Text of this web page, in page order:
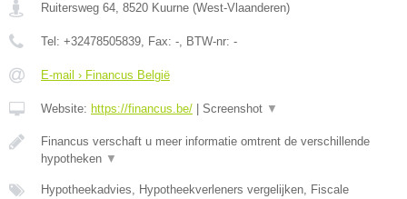
Ruitersweg 64, 8520 Kuurne (West-Vlaanderen)
Tel: +32478505839, Fax: -, BTW-nr: -
E-mail › Financus België
Website: https://financus.be/ Screenshot ▼
Financus verschaft u meer informatie omtrent de verschillende
hypotheken ▼
Hypotheekadvies, Hypotheekverleners vergelijken, Fiscale